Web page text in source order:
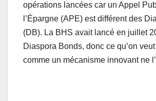
opérations lancées car un Appel
l’Épargne (APE) est différent des
(DB). La BHS avait lancé en juillet
Diaspora Bonds, donc ce qu’on
comme un mécanisme innovant ne